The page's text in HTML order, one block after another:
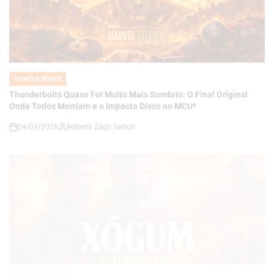
POSTED
FILMES E SÉRIES
Thunderbolts Quase Foi Muito Mais Sombrio: O Final Original
Onde Todos Morriam e o Impacto Disso no MCU*
on
24/03/2026